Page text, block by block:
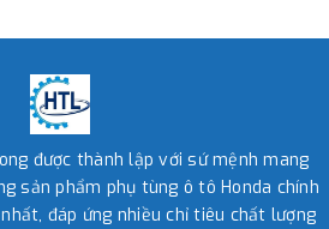
được thành lập với sứ mệnh mang
sản phẩm phụ tùng ô tô Honda chính
đáp ứng nhiều chỉ tiêu chất lượng